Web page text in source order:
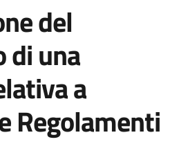
del
di una
a
Regolamenti